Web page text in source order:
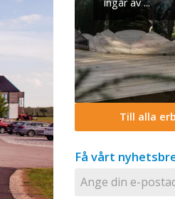
Till alla
Få vårt